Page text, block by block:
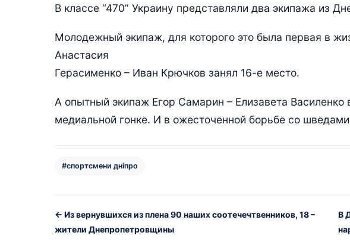
В классе “470” Украину представляли два экипажа из
Молодежный экипаж, для которого это была первая в
Анастасия
Герасименко – Иван Крючков занял 16-е место.
А опытный экипаж Егор Самарин – Елизавета
медиальной гонке. И в ожесточенной борьбе со
#спортсмени дніпро
← Из вернувшихся из плена 90 наших соотечечтвенников, 18 –
жители Днепропетровщины
В